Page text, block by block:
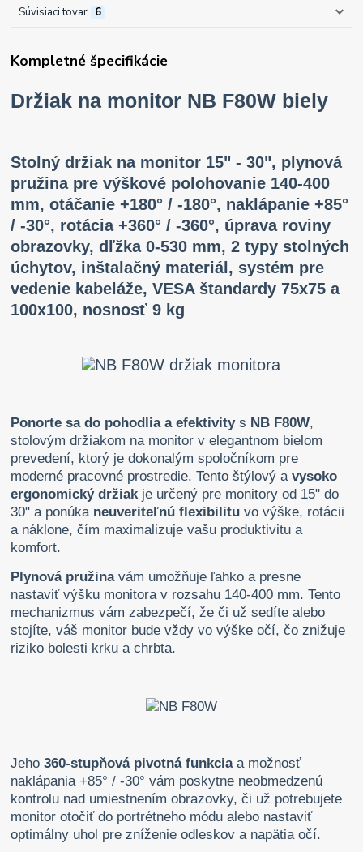
Súvisiaci tovar 6
Kompletné špecifikácie
Držiak na monitor NB F80W biely
Stolný držiak na monitor 15" - 30", plynová
pružina pre výškové polohovanie 140-400
mm, otáčanie +180° / -180°, naklápanie +85°
/ -30°, rotácia +360° / -360°, úprava roviny
obrazovky, dľžka 0-530 mm, 2 typy stolných
úchytov, inštalačný materiál, systém pre
vedenie kabeláže, VESA štandardy 75x75 a
100x100, nosnosť 9 kg
Ponorte sa do pohodlia a efektivitys NB F80W,
stolovým držiakom na monitor v elegantnom bielom
prevedení, ktorý je dokonalým spoločníkom pre
moderné pracovné prostredie. Tento štýlový avysoko
ergonomický držiakje určený pre monitory od 15" do
30" a ponúka neuveriteľnú flexibilitu vo výške, rotácii
a náklone, čím maximalizuje vašu produktivitu a
komfort.
Plynová pružinavám umožňuje ľahko a presne
nastaviť výšku monitora v rozsahu 140-400 mm. Tento
mechanizmus vám zabezpečí, že či už sedíte alebo
stojíte, váš monitor bude vždy vo výške očí, čo znižuje
riziko bolesti krku a chrbta.
Jeho360-stupňová pivotná funkciaa možnosť
naklápania +85° / -30° vám poskytne neobmedzenú
kontrolu nad umiestnením obrazovky, či už potrebujete
monitor otočiť do portrétneho módu alebo nastaviť
optimálny uhol pre zníženie odleskov a napätia očí.